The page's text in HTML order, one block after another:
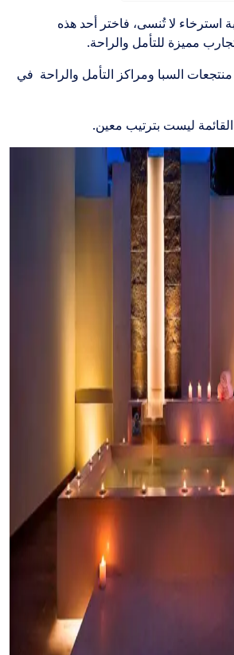
استرخاء لا تُنسى، فاختر أحد هذه
مميزة للتأمل والراحة.
السبا ومراكز التأمل والراحة في
ليست بترتيب معين.